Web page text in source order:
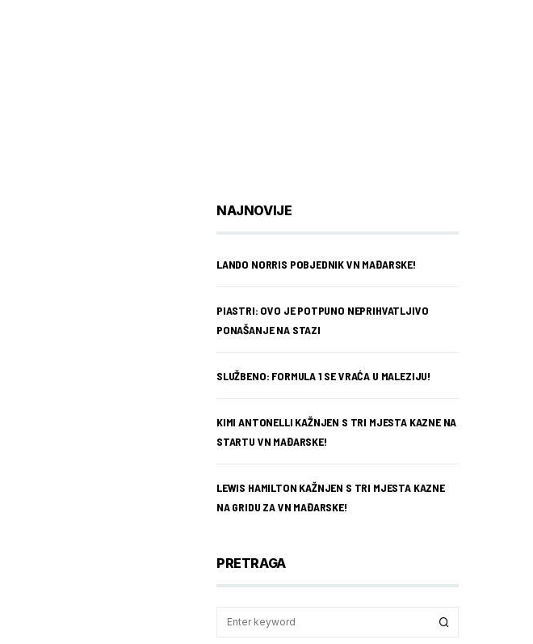
NAJNOVIJE
LANDO NORRIS POBJEDNIK VN MAĐARSKE!
PIASTRI: OVO JE POTPUNO NEPRIHVATLJIVO
PONAŠANJE NA STAZI
SLUŽBENO: FORMULA 1 SE VRAĆA U MALEZIJU!
KIMI ANTONELLI KAŽNJEN S TRI MJESTA KAZNE NA
STARTU VN MAĐARSKE!
LEWIS HAMILTON KAŽNJEN S TRI MJESTA KAZNE
NA GRIDU ZA VN MAĐARSKE!
PRETRAGA